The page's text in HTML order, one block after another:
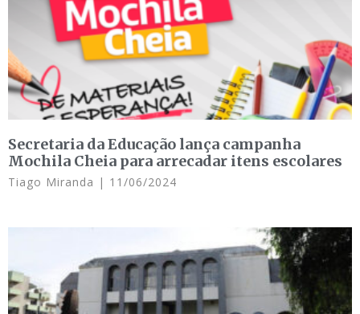
Secretaria da Educação lança campanha
Mochila Cheia para arrecadar itens escolares
Tiago Miranda 11/06/2024